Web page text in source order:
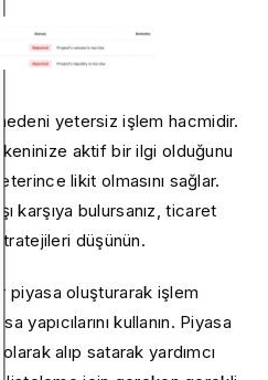
yetersiz işlem hacmidir.
aktif bir ilgi olduğunu
likit olmasını sağlar.
karşıya bulursanız, ticaret
düşünün.
piyasa oluşturarak işlem
yapıcılarını kullanın. Piyasa
alıp satarak yardımcı